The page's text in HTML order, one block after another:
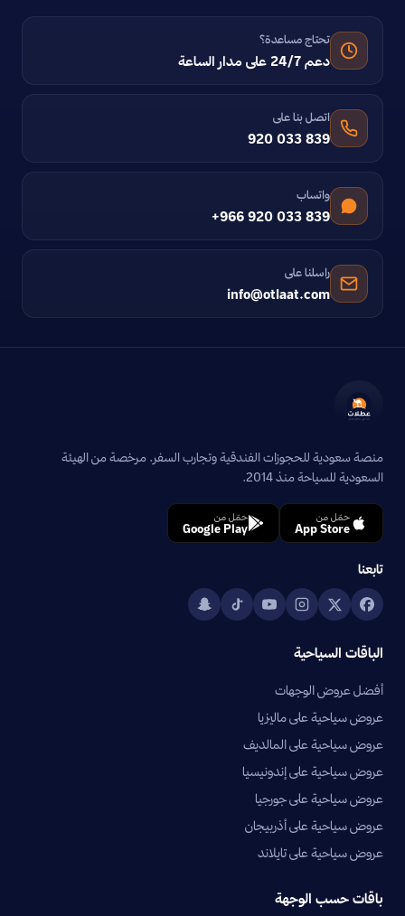
تحتاج مساعدة؟
دعم 24/7 على مدار الساعة
اتصل بنا على
920 033 839
واتساب
+966 920 033 839
راسلنا على
info@otlaat.com
منصة سعودية للحجوزات الفندقية وتجارب السفر. مرخصة من الهيئة
السعودية للسياحة منذ 2014.
حمّل من
App Store
حمّل من
Google Play
تابعنا
الباقات السياحية
أفضل عروض الوجهات
عروض سياحية على ماليزيا
عروض سياحية على المالديف
عروض سياحية على إندونيسيا
عروض سياحية على جورجيا
عروض سياحية على أذربيجان
عروض سياحية على تايلاند
باقات حسب الوجهة